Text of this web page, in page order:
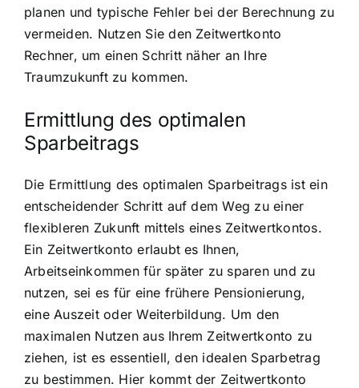
planen und typische Fehler bei der Berechnung zu
vermeiden. Nutzen Sie den Zeitwertkonto
Rechner, um einen Schritt näher an Ihre
Traumzukunft zu kommen.
Ermittlung des optimalen
Sparbeitrags
Die Ermittlung des optimalen Sparbeitrags ist ein
entscheidender Schritt auf dem Weg zu einer
flexibleren Zukunft mittels eines Zeitwertkontos.
Ein Zeitwertkonto erlaubt es Ihnen,
Arbeitseinkommen für später zu sparen und zu
nutzen, sei es für eine frühere Pensionierung,
eine Auszeit oder Weiterbildung. Um den
maximalen Nutzen aus Ihrem Zeitwertkonto zu
ziehen, ist es essentiell, den idealen Sparbetrag
zu bestimmen. Hier kommt der Zeitwertkonto